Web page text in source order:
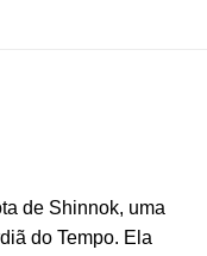
de Shinnok, uma
do Tempo. Ela